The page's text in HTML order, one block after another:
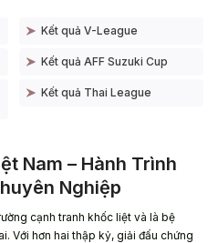
Kết quả V-League
Kết quả AFF Suzuki Cup
Kết quả Thai League
Nam – Hành Trình
Nghiệp
cạnh tranh khốc liệt và là bệ
Với hơn hai thập kỷ, giải đấu chứng